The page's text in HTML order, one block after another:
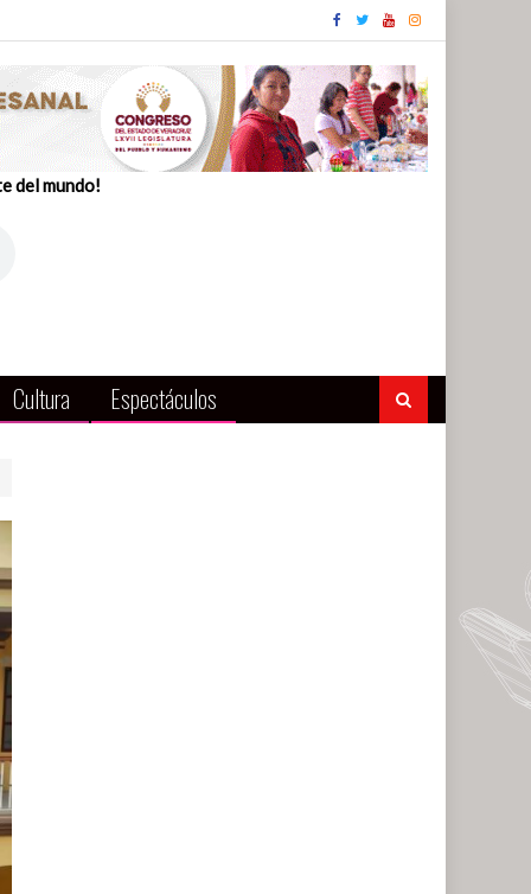
del mundo!
Cultura Espectáculos